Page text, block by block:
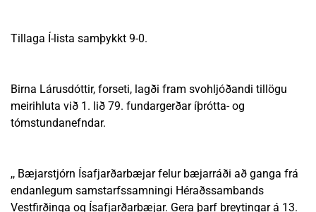
Tillaga Í-lista samþykkt 9-0.
Birna Lárusdóttir, forseti, lagði fram svohljóðandi tillögu
meirihluta við 1. lið 79. fundargerðar íþrótta- og
tómstundanefndar.
,, Bæjarstjórn Ísafjarðarbæjar felur bæjarráði að ganga frá
endanlegum samstarfssamningi Héraðssambands
Vestfirðinga og Ísafjarðarbæjar. Gera þarf breytingar á 13.